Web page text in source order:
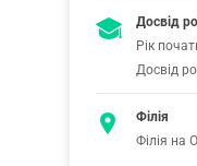
Досвід
Рік
Досвід
Філія
Філія на